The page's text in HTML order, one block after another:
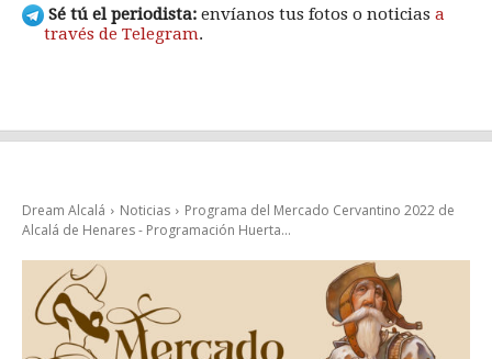
Sé tú el periodista: envíanos tus fotos o noticias a
través de Telegram.